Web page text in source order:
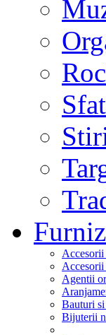
Accesorii
Accesorii
Agentii
Bauturi
Bijuterii